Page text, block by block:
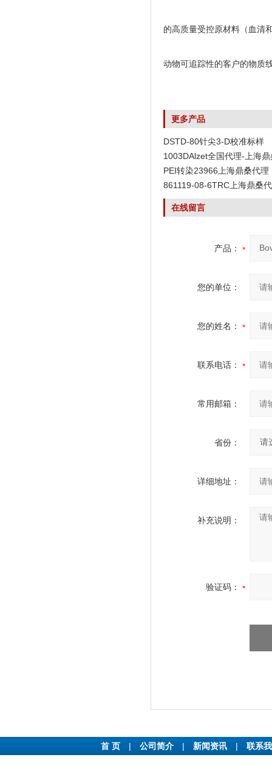
的高质量受控原材料（血清
动物可追踪性的客户的物质
更多产品
DSTD-80针尖3-D校准标样
1003DAlzet全国代理-上海鼎
PEI转染23966上海鼎桑代理
861119-08-6TRC上海鼎桑
在线留言
产品：
您的单位：
您的姓名：
联系电话：
常用邮箱：
省份：
详细地址：
补充说明：
验证码：
首 页 | 公司简介 | 新闻资讯 | 联系